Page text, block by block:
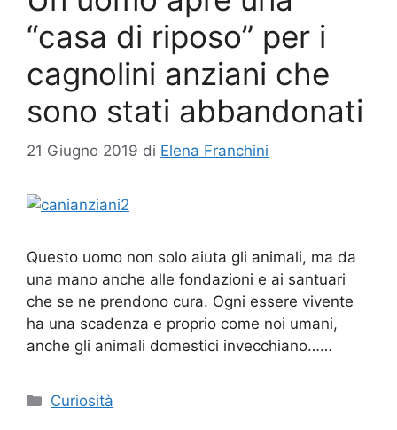
“casa di riposo” per i
cagnolini anziani che
sono stati abbandonati
21 Giugno 2019 di Elena Franchini
Questo uomo non solo aiuta gli animali, ma da
una mano anche alle fondazioni e ai santuari
che se ne prendono cura. Ogni essere vivente
ha una scadenza e proprio come noi umani,
anche gli animali domestici invecchiano……
Categorie
Curiosità